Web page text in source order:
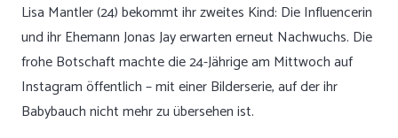
Lisa Mantler (24) bekommt ihr zweites Kind: Die Influencerin
und ihr Ehemann Jonas Jay erwarten erneut Nachwuchs. Die
frohe Botschaft machte die 24-Jährige am Mittwoch auf
Instagram öffentlich – mit einer Bilderserie, auf der ihr
Babybauch nicht mehr zu übersehen ist.